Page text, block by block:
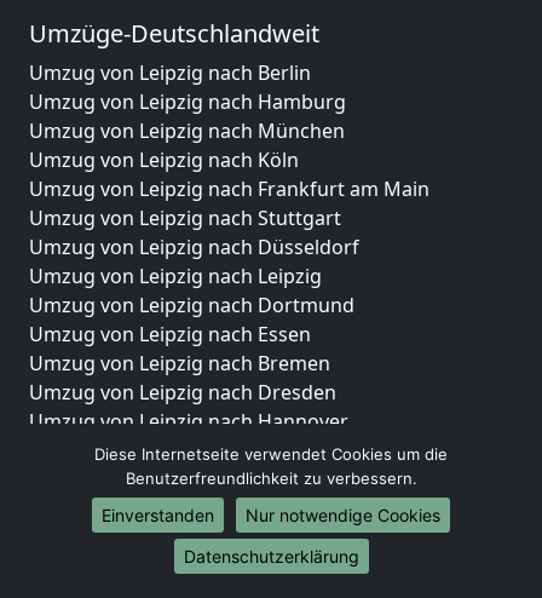
Umzüge-Deutschlandweit
Umzug von Leipzig nach Berlin
Umzug von Leipzig nach Hamburg
Umzug von Leipzig nach München
Umzug von Leipzig nach Köln
Umzug von Leipzig nach Frankfurt am Main
Umzug von Leipzig nach Stuttgart
Umzug von Leipzig nach Düsseldorf
Umzug von Leipzig nach Leipzig
Umzug von Leipzig nach Dortmund
Umzug von Leipzig nach Essen
Umzug von Leipzig nach Bremen
Umzug von Leipzig nach Dresden
Umzug von Leipzig nach Hannover
Umzug von Leipzig nach Nürnberg
Umzug von Leipzig nach Duisburg
Umzug von Leipzig nach Bochum
Umzug von Leipzig nach Wuppertal
Umzug von Leipzig nach Bielefeld
Diese Internetseite verwendet Cookies um die
Benutzerfreundlichkeit zu verbessern.
Einverstanden
Nur notwendige Cookies
Datenschutzerklärung